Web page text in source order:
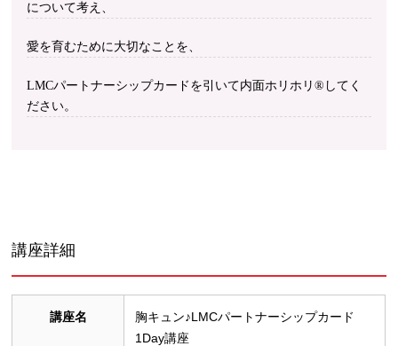
について考え、
愛を育むために大切なことを、
LMCパートナーシップカードを引いて内面ホリホリ®︎してく
ださい。
講座詳細
講座名
胸キュン♪LMCパートナーシップカード
1Day講座